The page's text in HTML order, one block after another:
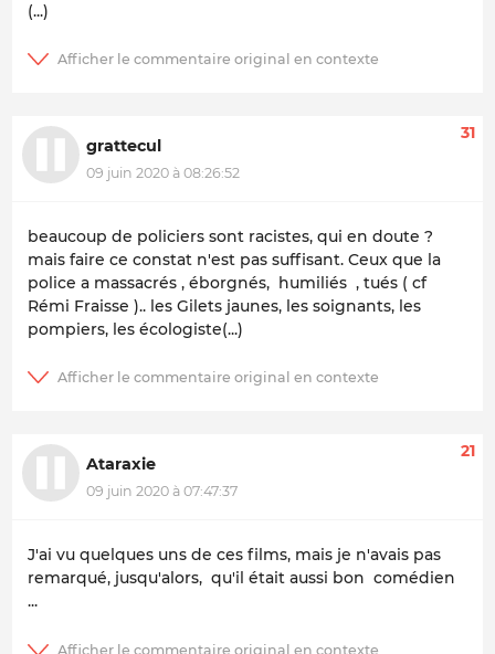
(...)
grattecul
09 juin 2020 à 08:26:52
31
beaucoup de policiers sont racistes, qui en doute ?
mais faire ce constat n'est pas suffisant. Ceux que la
police a massacrés , éborgnés, humiliés , tués ( cf
Rémi Fraisse ).. les Gilets jaunes, les soignants, les
pompiers, les écologiste(...)
Ataraxie
09 juin 2020 à 07:47:37
21
J'ai vu quelques uns de ces films, mais je n'avais pas
remarqué, jusqu'alors, qu'il était aussi bon comédien
...